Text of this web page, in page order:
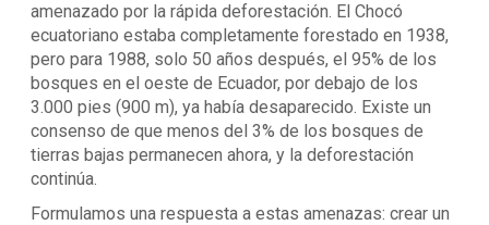
amenazado por la rápida deforestación. El Chocó
ecuatoriano estaba completamente forestado en 1938,
pero para 1988, solo 50 años después, el 95% de los
bosques en el oeste de Ecuador, por debajo de los
3.000 pies (900 m), ya había desaparecido. Existe un
consenso de que menos del 3% de los bosques de
tierras bajas permanecen ahora, y la deforestación
continúa.
Formulamos una respuesta a estas amenazas: crear un